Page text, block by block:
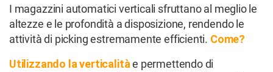
I magazzini automatici verticali sfruttano al meglio le
altezze e le profondità a disposizione, rendendo le
attività di picking estremamente efficienti. Come?
Utilizzando la verticalitàe permettendo di